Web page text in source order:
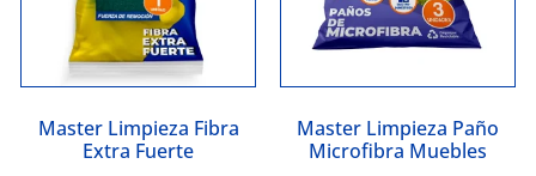
Master Limpieza Fibra
Extra Fuerte
Master Limpieza Paño
Microfibra Muebles